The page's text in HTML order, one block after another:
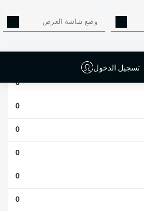
وضع شاشة العرض
تسجيل الدخول
الافتكاكات
0
0
0
0
0
0